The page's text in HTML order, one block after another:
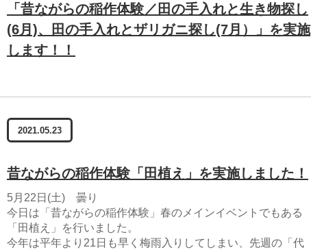
「昔ながらの稲作体験／田の手入れと生き物探し
(6月)、田の手入れとザリガニ探し(7月）」を実施
します！！
2021.05.23
昔ながらの稲作体験「田植え」を実施しました！
5月22日(土) 曇り
今日は「昔ながらの稲作体験」春のメインイベントでもある
「田植え」を行いました。
今年は平年より21日も早く梅雨入りしてしまい、先週の「代